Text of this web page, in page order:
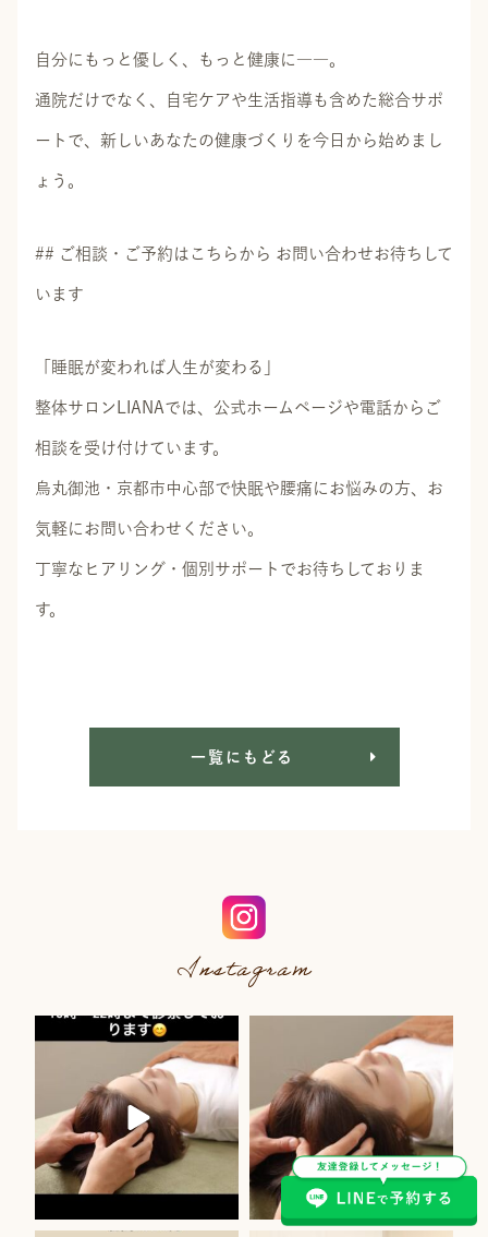
自分にもっと優しく、もっと健康に――。
通院だけでなく、自宅ケアや生活指導も含めた総合サポ
ートで、新しいあなたの健康づくりを今日から始めまし
ょう。
## ご相談・ご予約はこちらから お問い合わせお待ちして
います
「睡眠が変われば人生が変わる」
整体サロンLIANAでは、公式ホームページや電話からご
相談を受け付けています。
烏丸御池・京都市中心部で快眠や腰痛にお悩みの方、お
気軽にお問い合わせください。
丁寧なヒアリング・個別サポートでお待ちしておりま
す。
一覧にもどる
Instagram
11月 20